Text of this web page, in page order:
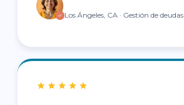
Los Ángeles, CA · Gestión de deudas